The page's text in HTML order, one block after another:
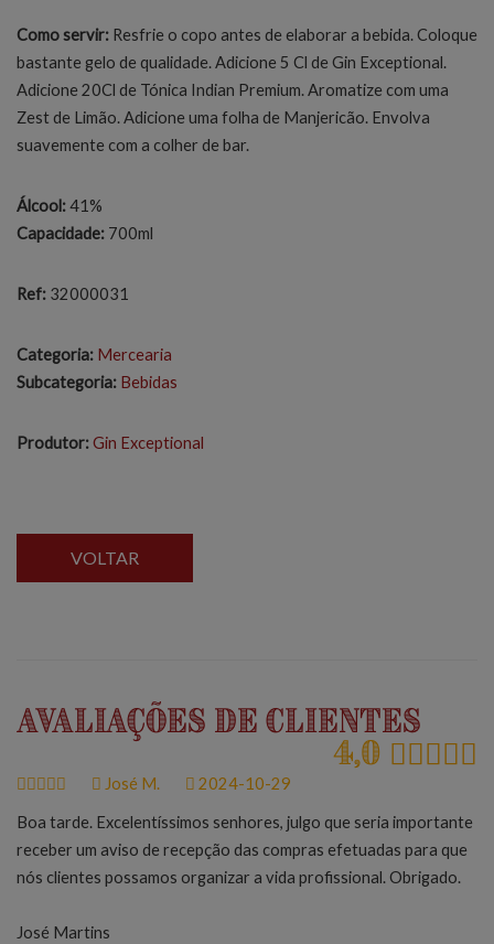
Como servir: Resfrie o copo antes de elaborar a bebida. Coloque
bastante gelo de qualidade. Adicione 5 Cl de Gin Exceptional.
Adicione 20Cl de Tónica Indian Premium. Aromatize com uma
Zest de Limão. Adicione uma folha de Manjericão. Envolva
suavemente com a colher de bar.
Álcool:41%
Capacidade: 700ml
Ref: 32000031
Categoria: Mercearia
Subcategoria: Bebidas
Produtor:Gin Exceptional
VOLTAR
Avaliações de Clientes
4,0
José M. 2024-10-29
Boa tarde. Excelentíssimos senhores, julgo que seria importante
receber um aviso de recepção das compras efetuadas para que
nós clientes possamos organizar a vida profissional. Obrigado.
José Martins